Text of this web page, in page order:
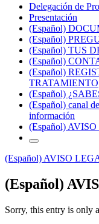
Delegación de
Presentación
(Español)
(Español)
(Español) TUS
(Español)
(Español)
TRATAMIENTO
(Español)
(Español) canal
información
(Español)
(Español) AVISO
(Español)
Sorry, this entry is only